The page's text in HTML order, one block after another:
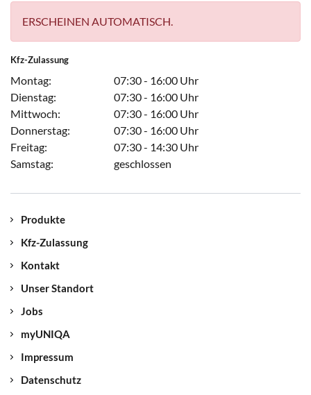
ERSCHEINEN AUTOMATISCH.
Kfz-Zulassung
Montag:
07:30 - 16:00 Uhr
Dienstag:
07:30 - 16:00 Uhr
Mittwoch:
07:30 - 16:00 Uhr
Donnerstag:
07:30 - 16:00 Uhr
Freitag:
07:30 - 14:30 Uhr
Samstag:
geschlossen
Produkte
Kfz-Zulassung
Kontakt
Unser Standort
Jobs
myUNIQA
Impressum
Datenschutz